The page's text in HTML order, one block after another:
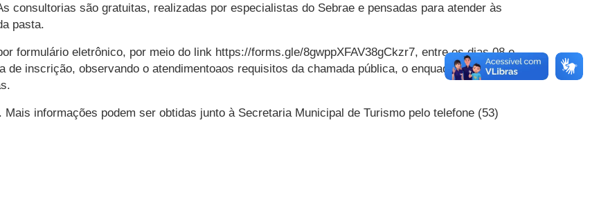
consultorias são gratuitas, realizadas por especialistas do Sebrae e pensadas para atender às
pasta.
formulário eletrônico, por meio do link https://forms.gle/8gwppXFAV38gCkzr7, entre os dias 08 e
de inscrição, observando o atendimentoaos requisitos da chamada pública, o enquadramento no
informações podem ser obtidas junto à Secretaria Municipal de Turismo pelo telefone (53)